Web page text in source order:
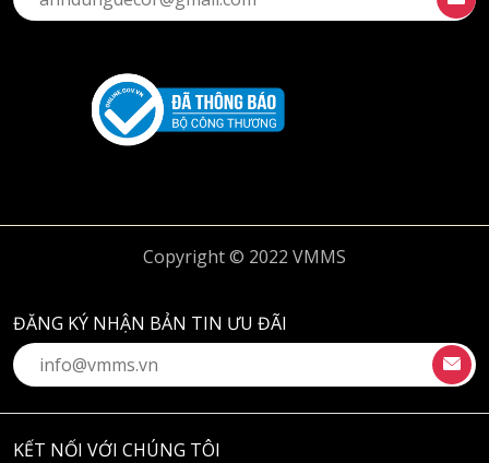
Copyright © 2022 VMMS
ĐĂNG KÝ NHẬN BẢN TIN ƯU ĐÃI
KẾT NỐI VỚI CHÚNG TÔI